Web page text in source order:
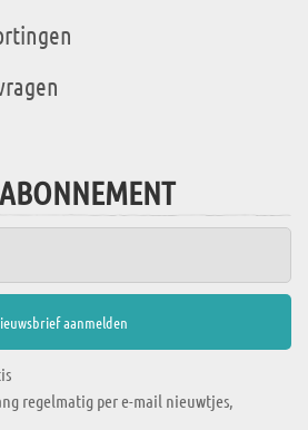
regelmatig per e-mail nieuwtjes,